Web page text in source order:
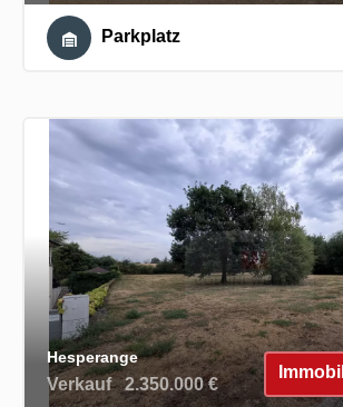
Parkplatz
Hesperange
Verkauf 2.350.000 €